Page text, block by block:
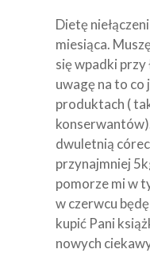
Dietę
miesiąca.
się wpadki przy
uwagę na to co
produktach (
dwuletnią
przynajmniej
pomorze mi w
w czerwcu
kupić Pani
nowych